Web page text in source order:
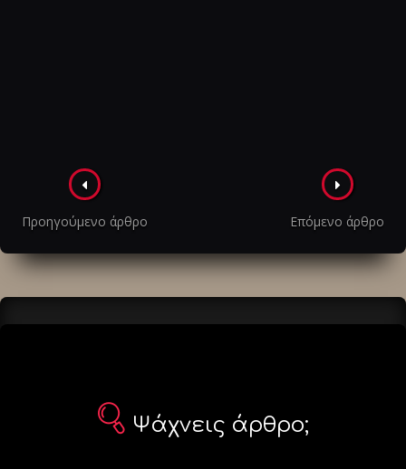
Πλοήγηση
στα
άρθρα
Προηγούμενο άρθρο Επόμενο άρθρο
Ψάχνεις άρθρο;